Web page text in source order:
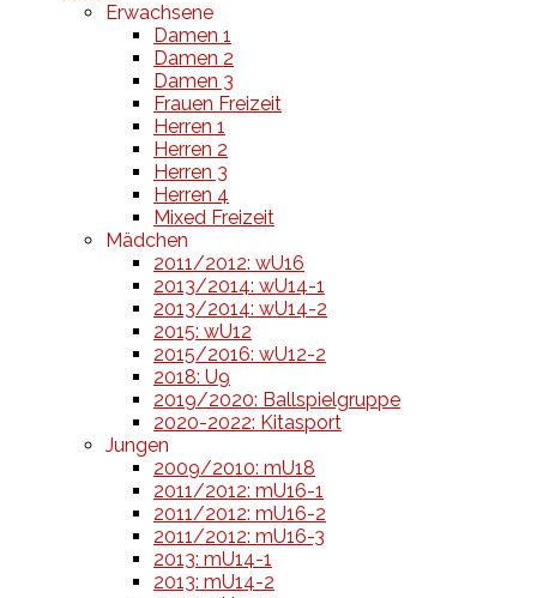
Erwachsene
Damen 1
Damen 2
Damen 3
Frauen Freizeit
Herren 1
Herren 2
Herren 3
Herren 4
Mixed Freizeit
Mädchen
2011/2012: wU16
2013/2014: wU14-1
2013/2014: wU14-2
2015: wU12
2015/2016: wU12-2
2018: U9
2019/2020: Ballspielgruppe
2020-2022: Kitasport
Jungen
2009/2010: mU18
2011/2012: mU16-1
2011/2012: mU16-2
2011/2012: mU16-3
2013: mU14-1
2013: mU14-2